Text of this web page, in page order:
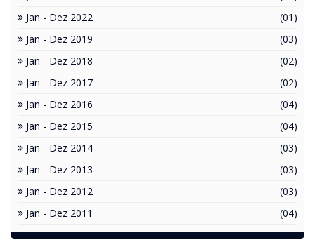
Jan - Dez 2022
(01)
Jan - Dez 2019
(03)
Jan - Dez 2018
(02)
Jan - Dez 2017
(02)
Jan - Dez 2016
(04)
Jan - Dez 2015
(04)
Jan - Dez 2014
(03)
Jan - Dez 2013
(03)
Jan - Dez 2012
(03)
Jan - Dez 2011
(04)